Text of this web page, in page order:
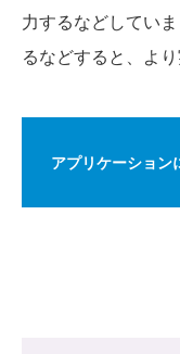
力するなどしてい
るなどすると、よ
アプリケーショ